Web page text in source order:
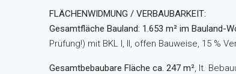
FLÄCHENWIDMUNG / VERBAUBARKEIT:
Gesamtfläche Bauland: 1.653 m² im Bauland-
Prüfung!) mit BKL I, II, offen Bauweise, 15 %
Gesamtbebaubare Fläche ca. 247 m² , lt.